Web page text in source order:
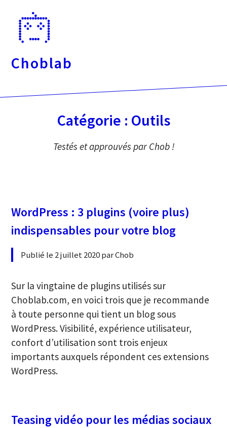
directement
Choblab
Catégorie : Outils
Testés et approuvés par Chob !
WordPress : 3 plugins (voire plus)
indispensables pour votre blog
Publié le 2 juillet 2020 par Chob
Sur la vingtaine de plugins utilisés sur
Choblab.com, en voici trois que je recommande
à toute personne qui tient un blog sous
WordPress. Visibilité, expérience utilisateur,
confort d’utilisation sont trois enjeux
importants auxquels répondent ces extensions
WordPress.
Teasing vidéo pour les médias sociaux